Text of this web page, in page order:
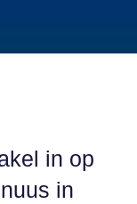
in op
in